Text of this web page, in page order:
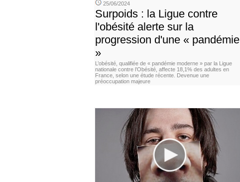
25/06/2024
Surpoids : la Ligue contre
l'obésité alerte sur la
progression d'une « pandémie
»
L’obésité, qualifiée de « pandémie moderne » par la Ligue
nationale contre l’Obésité, affecte 18,1% des adultes en
France, selon une étude récente. Devenue une
préoccupation majeure